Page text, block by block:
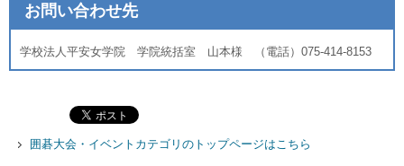
お問い合わせ先
学校法人平安女学院 学院統括室 山本様 （電話）075-414-8153
囲碁大会・イベントカテゴリのトップページはこちら